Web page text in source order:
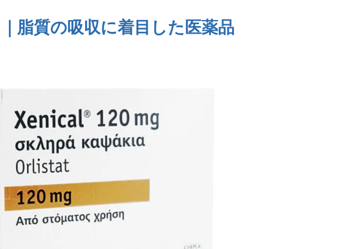
脂質の吸収に着目した医薬品